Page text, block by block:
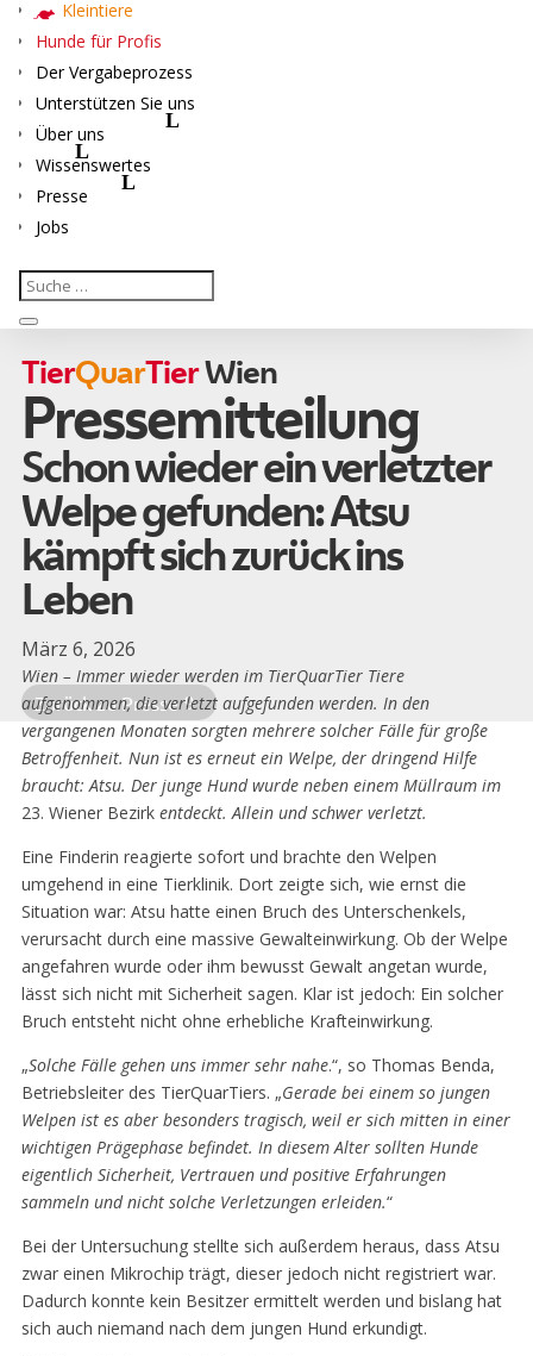
Kleintiere
Hunde für Profis
Der Vergabeprozess
Unterstützen Sie uns
Über uns
Wissenswertes
Presse
Jobs
TierQuarTierWien
Pressemitteilung
Schon wieder ein verletzter
Welpe gefunden: Atsu
kämpft sich zurück ins
Leben
März 6, 2026
Zurück zu Presse
Wien – Immer wieder werden im TierQuarTier Tiere
aufgenommen, die verletzt aufgefunden werden. In den
vergangenen Monaten sorgten mehrere solcher Fälle für große
Betroffenheit. Nun ist es erneut ein Welpe, der dringend Hilfe
braucht: Atsu. Der junge Hund wurde neben einem Müllraum im
23. Wiener Bezirkentdeckt. Allein und schwer verletzt.
Eine Finderin reagierte sofort und brachte den Welpen
umgehend in eine Tierklinik. Dort zeigte sich, wie ernst die
Situation war: Atsu hatte einen Bruch des Unterschenkels,
verursacht durch eine massive Gewalteinwirkung. Ob der Welpe
angefahren wurde oder ihm bewusst Gewalt angetan wurde,
lässt sich nicht mit Sicherheit sagen. Klar ist jedoch: Ein solcher
Bruch entsteht nicht ohne erhebliche Krafteinwirkung.
„Solche Fälle gehen uns immer sehr nahe.“, so Thomas Benda,
Betriebsleiter des TierQuarTiers. „Gerade bei einem so jungen
Welpen ist es aber besonders tragisch, weil er sich mitten in einer
wichtigen Prägephase befindet. In diesem Alter sollten Hunde
eigentlich Sicherheit, Vertrauen und positive Erfahrungen
sammeln und nicht solche Verletzungen erleiden.“
Bei der Untersuchung stellte sich außerdem heraus, dass Atsu
zwar einen Mikrochip trägt, dieser jedoch nicht registriert war.
Dadurch konnte kein Besitzer ermittelt werden und bislang hat
sich auch niemand nach dem jungen Hund erkundigt.